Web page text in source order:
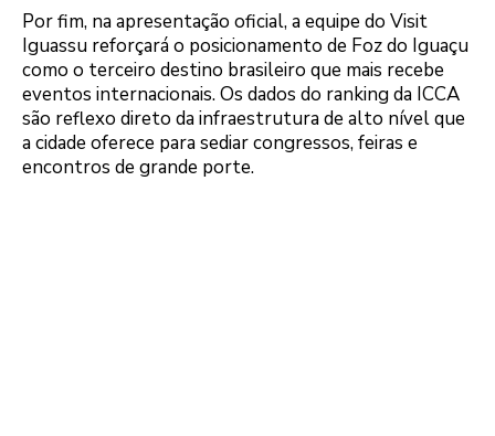
Por fim, na apresentação oficial, a equipe do Visit
Iguassu reforçará o posicionamento de Foz do Iguaçu
como o terceiro destino brasileiro que mais recebe
eventos internacionais. Os dados do ranking da ICCA
são reflexo direto da infraestrutura de alto nível que
a cidade oferece para sediar congressos, feiras e
encontros de grande porte.